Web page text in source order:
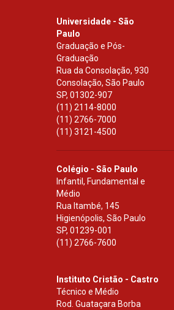
Universidade - São
Paulo
Graduação e Pós-
Graduação
Rua da Consolação, 930
Consolação, São Paulo
SP, 01302-907
(11) 2114-8000
(11) 2766-7000
(11) 3121-4500
Colégio - São Paulo
Infantil, Fundamental e
Médio
Rua Itambé, 145
Higienópolis, São Paulo
SP, 01239-001
(11) 2766-7600
Instituto Cristão - Castro
Técnico e Médio
Rod. Guataçara Borba